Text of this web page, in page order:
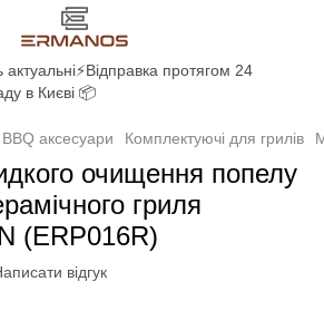
протягом 24
в Києві 📦
BBQ аксесуари Комплектуючі для грилів
очищення попелу
гриля
(ERP016R)
відгук